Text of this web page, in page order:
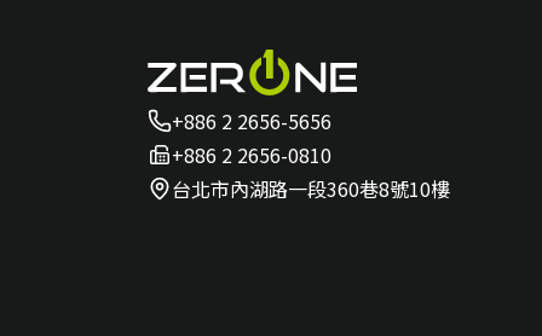
+886 2 2656-5656
+886 2 2656-0810
台北市內湖路一段360巷8號10樓